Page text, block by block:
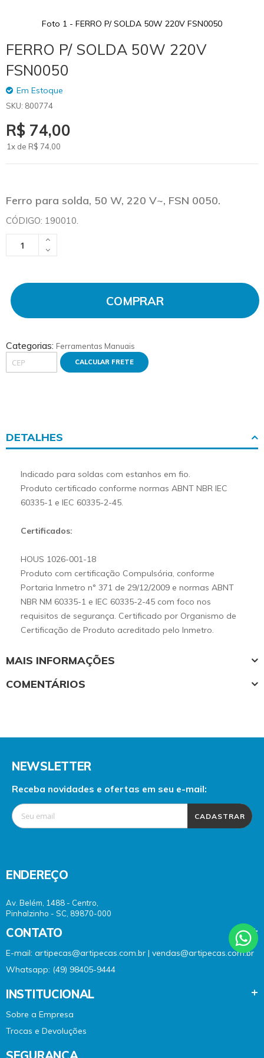
FERRO P/ SOLDA 50W 220V
FSN0050
Em Estoque
SKU 800774
R$ 74,00
1x de R$ 74 ,00
Ferro para solda, 50 W, 220 V~, FSN 0050.
CÓDIGO: 190010.
COMPRAR
Categorias: Ferramentas Manuais
CALCULAR FRETE
Foto 1 - FERRO P/ SOLDA 50W 220V FSN0050
Skip
to
the
beginning
of
the
images
DETALHES
Indicado para soldas com estanhos em fio.
Produto certificado conforme normas ABNT NBR IEC
60335-1 e IEC 60335-2-45.
Certificados:
HOUS 1026-001-18
Produto com certificação Compulsória, conforme
Portaria Inmetro n° 371 de 29/12/2009 e normas ABNT
NBR NM 60335-1 e IEC 60335-2-45 com foco nos
requisitos de segurança. Certificado por Organismo de
Certificação de Produto acreditado pelo Inmetro.
MAIS INFORMAÇÕES
COMENTÁRIOS
NEWSLETTER
Receba novidades e ofertas em seu e-mail:
CADASTRAR
ENDEREÇO
Av. Belém, 1488 - Centro,
Pinhalzinho - SC, 89870-000
CONTATO
E-mail: artipecas@artipecas.com.br | vendas@artipecas.com.br
Whatsapp: (49) 98405-9444
INSTITUCIONAL
Sobre a Empresa
Trocas e Devoluções